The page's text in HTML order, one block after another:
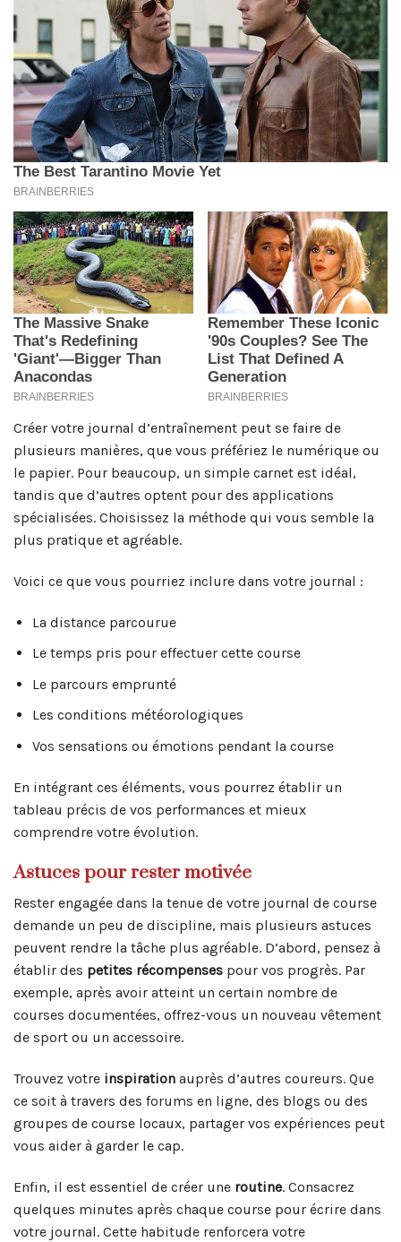
Créer votre journal d’entraînement peut se faire de
plusieurs manières, que vous préfériez le numérique ou
le papier. Pour beaucoup, un simple carnet est idéal,
tandis que d’autres optent pour des applications
spécialisées. Choisissez la méthode qui vous semble la
plus pratique et agréable.
Voici ce que vous pourriez inclure dans votre journal :
La distance parcourue
Le temps pris pour effectuer cette course
Le parcours emprunté
Les conditions météorologiques
Vos sensations ou émotions pendant la course
En intégrant ces éléments, vous pourrez établir un
tableau précis de vos performances et mieux
comprendre votre évolution.
Astuces pour rester motivée
Rester engagée dans la tenue de votre journal de course
demande un peu de discipline, mais plusieurs astuces
peuvent rendre la tâche plus agréable. D’abord, pensez à
établir des petites récompenses pour vos progrès. Par
exemple, après avoir atteint un certain nombre de
courses documentées, offrez-vous un nouveau vêtement
de sport ou un accessoire.
Trouvez votre inspiration auprès d’autres coureurs. Que
ce soit à travers des forums en ligne, des blogs ou des
groupes de course locaux, partager vos expériences peut
vous aider à garder le cap.
Enfin, il est essentiel de créer une routine. Consacrez
quelques minutes après chaque course pour écrire dans
votre journal. Cette habitude renforcera votre